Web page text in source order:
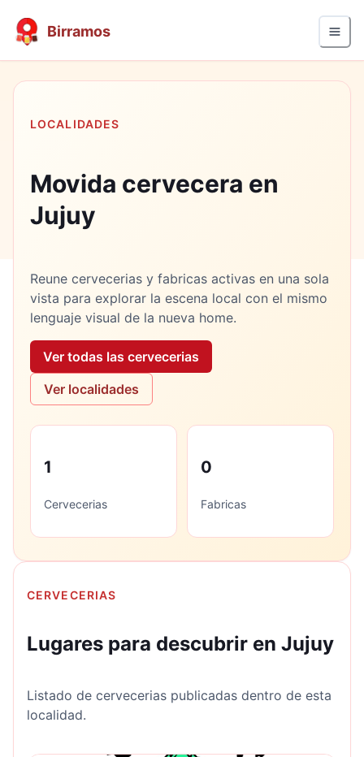
Birramos
LOCALIDADES
Movida cervecera en
Jujuy
Reune cervecerias y fabricas activas en una sola
vista para explorar la escena local con el mismo
lenguaje visual de la nueva home.
Ver todas las cervecerias
Ver localidades
1
Cervecerias
0
Fabricas
CERVECERIAS
Lugares para descubrir en Jujuy
Listado de cervecerias publicadas dentro de esta
localidad.